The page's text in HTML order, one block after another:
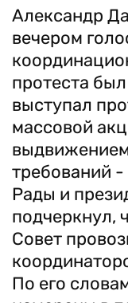
Александр
вечером
протеста
выступал
массовой
требований -
Рады и
подчеркнул,
Совет
По его